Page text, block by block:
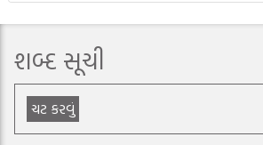
શબ્દ સૂચી
ચટ કરવું